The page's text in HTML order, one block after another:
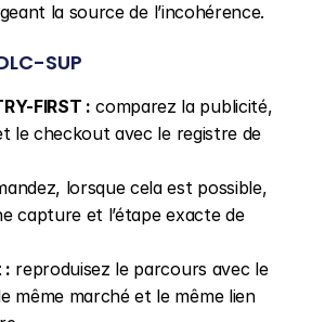
la source de l’incohérence.
SUP
FIRST : comparez la publicité,
le checkout avec le registre de
lorsque cela est possible,
capture et l’étape exacte de
: reproduisez le parcours avec le
même marché et le même lien